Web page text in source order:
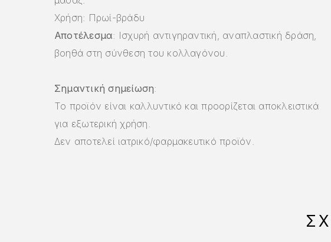
Χρήση: Πρωί-βράδυ
Αποτέλεσμα: Ισχυρή αντιγηραντική, αναπλαστική δράση,
βοηθά στη σύνθεση του κολλαγόνου.
Σημαντική σημείωση:
Το προϊόν είναι καλλυντικό καιπροορίζεται αποκλειστικά
για εξωτερική χρήση.
Δεν αποτελεί ιατρικό/φαρμακευτικό προϊόν.